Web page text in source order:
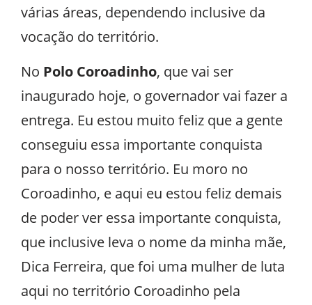
várias áreas, dependendo inclusive da
vocação do território.
No Polo Coroadinho, que vai ser
inaugurado hoje, o governador vai fazer a
entrega. Eu estou muito feliz que a gente
conseguiu essa importante conquista
para o nosso território. Eu moro no
Coroadinho, e aqui eu estou feliz demais
de poder ver essa importante conquista,
que inclusive leva o nome da minha mãe,
Dica Ferreira, que foi uma mulher de luta
aqui no território Coroadinho pela